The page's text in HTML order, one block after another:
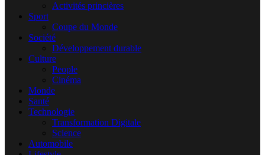
Activités princières
Sport
Coupe du Monde
Société
Développement durable
Culture
People
Cinéma
Monde
Santé
Technologie
Transformation Digitale
Science
Automobile